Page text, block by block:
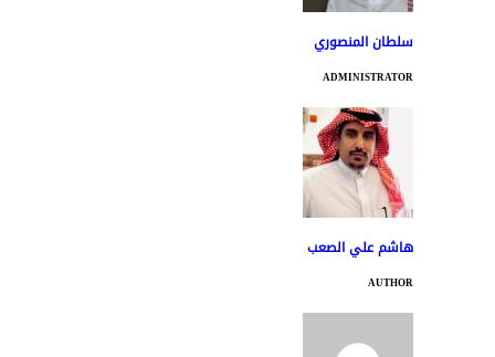
سلطان المنصوري
ADMINISTRATOR
هاشم علي الصعب
AUTHOR